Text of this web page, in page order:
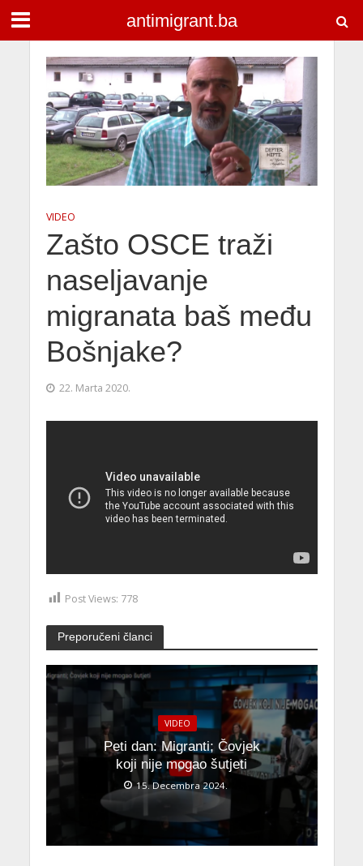
antimigrant.ba
VIDEO
Zašto OSCE traži
naseljavanje
migranata baš među
Bošnjake?
22. Marta 2020.
Post Views: 778
Preporučeni članci
VIDEO
Peti dan: Migranti; Čovjek
koji nije mogao šutjeti
15. Decembra 2024.